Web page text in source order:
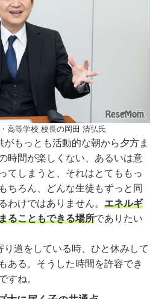
高等学校 校長の岡田 清弘氏
がもっとも活動的な朝から夕方ま
時間が楽しくない、あるいは意
てしまうと、それはとてももっ
ちろん、どんな生徒もずっと同
わけではありません。 エネルギ
ることもできる場所でありたい
り道をしている時、ひと休みして
ある。そうした時間を許容でき
すね。